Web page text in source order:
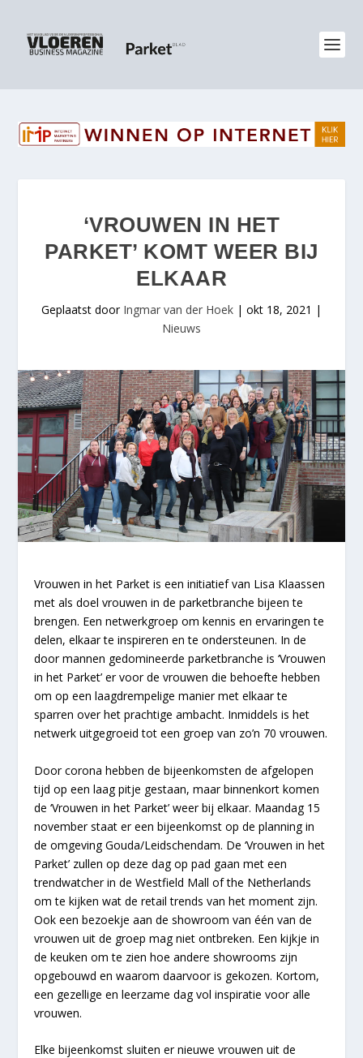
‘VROUWEN IN HET
PARKET’ KOMT WEER BIJ
ELKAAR
Geplaatst door Ingmar van der Hoek | okt 18, 2021 |
Nieuws
Vrouwen in het Parket is een initiatief van Lisa Klaassen
met als doel vrouwen in de parketbranche bijeen te
brengen. Een netwerkgroep om kennis en ervaringen te
delen, elkaar te inspireren en te ondersteunen. In de
door mannen gedomineerde parketbranche is ‘Vrouwen
in het Parket’ er voor de vrouwen die behoefte hebben
om op een laagdrempelige manier met elkaar te
sparren over het prachtige ambacht. Inmiddels is het
netwerk uitgegroeid tot een groep van zo’n 70 vrouwen.
Door corona hebben de bijeenkomsten de afgelopen
tijd op een laag pitje gestaan, maar binnenkort komen
de ‘Vrouwen in het Parket’ weer bij elkaar. Maandag 15
november staat er een bijeenkomst op de planning in
de omgeving Gouda/Leidschendam. De ‘Vrouwen in het
Parket’ zullen op deze dag op pad gaan met een
trendwatcher in de Westfield Mall of the Netherlands
om te kijken wat de retail trends van het moment zijn.
Ook een bezoekje aan de showroom van één van de
vrouwen uit de groep mag niet ontbreken. Een kijkje in
de keuken om te zien hoe andere showrooms zijn
opgebouwd en waarom daarvoor is gekozen. Kortom,
een gezellige en leerzame dag vol inspiratie voor alle
vrouwen.
Elke bijeenkomst sluiten er nieuwe vrouwen uit de